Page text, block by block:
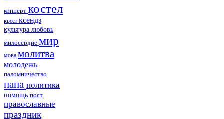
концерт костел
крест ксендз
культура любовь
милосердие мир
мова молитва
молодежь
паломничество
папа политика
помощь пост
православные
праздник